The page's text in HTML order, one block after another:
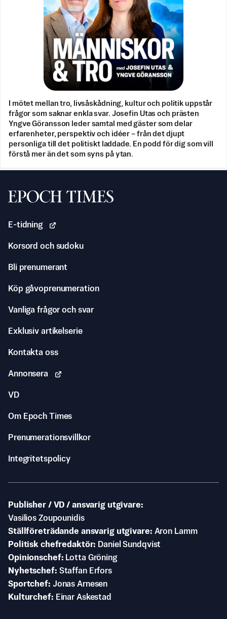
I mötet mellan tro, livsåskådning, kultur och politik uppstår
frågor som saknar enkla svar. Josefin Utas och prästen
Yngve Göransson leder samtal med gäster som delar
erfarenheter, perspektiv och idéer – från det djupt
personliga till det politiskt laddade. En podd för dig som vill
förstå mer än det som syns på ytan.
Svenska Epoch Times
E-tidning
Korsord och sudoku
Bli prenumerant
Köp gåvoprenumeration
Vanliga frågor och svar
Exklusiv artikelserie
Kontakta oss
Annonsera
VD
Om Epoch Times
Prenumerationsvillkor
Integritetspolicy
Publisher / VD / ansvarig utgivare
Vasilios Zoupounidis
Ställföreträdande ansvarig utgivare Aron Lamm
Politisk chefredaktör
Daniel Sundqvist
Opinionschef
Lotta Gröning
Nyhetschef Staffan Erfors
Sportchef Jonas Arnesen
Kulturchef
Einar Askestad